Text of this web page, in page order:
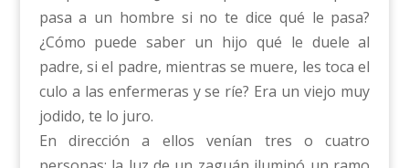
pasa a un hombre si no te dice qué le pasa?
¿Cómo puede saber un hijo qué le duele al
padre, si el padre, mientras se muere, les toca el
culo a las enfermeras y se ríe? Era un viejo muy
jodido, te lo juro.
En dirección a ellos venían tres o cuatro